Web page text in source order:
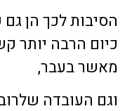
הסיבות לכך הן
כיום הרבה יותר
מאשר בעבר,
וגם העובדה